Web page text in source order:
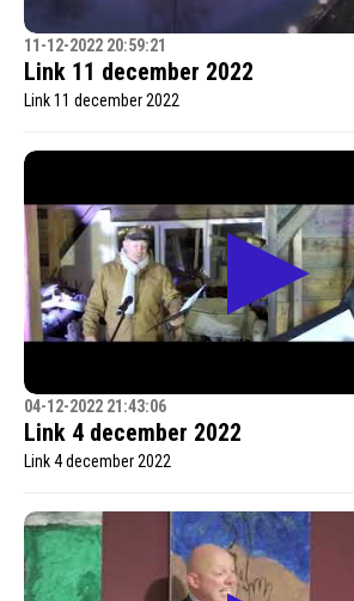
11-12-2022 20:59:21
Link 11 december 2022
Link 11 december 2022
04-12-2022 21:43:06
Link 4 december 2022
Link 4 december 2022